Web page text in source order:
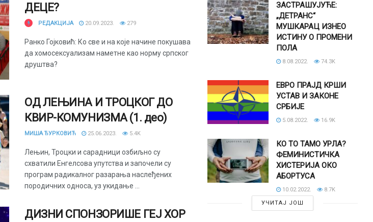
ДЕЦЕ?
РЕДАКЦИЈА 20.09.2023. 279
Ранко Гојковић: Ко све и на које начине покушава
да хомосексуализам наметне као норму српског
друштва?
ОД ЛЕЊИНА И ТРОЦКОГ ДО
КВИР-КОМУНИЗМА (1. део)
МИША ЂУРКОВИЋ 25.06.2023. 5.4K
Лењин, Троцки и сарадници озбиљно су
схватили Енгелсова упутства и започели су
програм радикалног разарања наслеђених
породичних односа, уз укидање ...
ДИЗНИ СПОНЗОРИШЕ ГЕЈ ХОР
ЗАСТРАШУЈУЋЕ:
„ДЕТРАНС“
МУШКАРАЦ ИЗНЕО
ИСТИНУ О ПРОМЕНИ
ПОЛА
8.08.2022. 74.3K
ЕВРО ПРАЈД КРШИ
УСТАВ И ЗАКОНЕ
СРБИЈЕ
5.08.2022. 16.9K
КО ТО ТАМО УРЛА?
ФЕМИНИСТИЧКА
ХИСТЕРИЈА ОКО
АБОРТУСА
10.02.2022.
8.7K
УЧИТАЈ ЈОШ